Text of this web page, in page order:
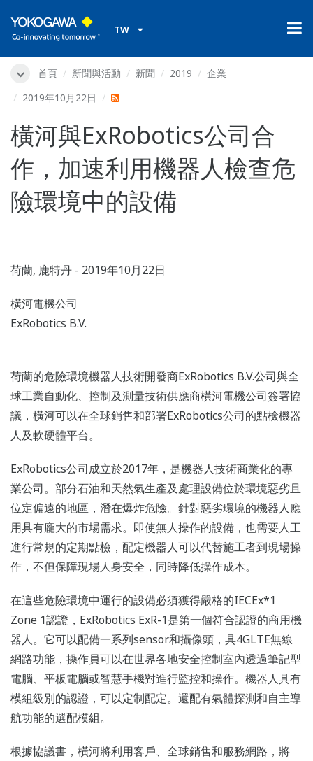
TW
首頁 新聞與活動 新聞 2019
企業
2019年10月22日
橫河與ExRobotics公司合
作，加速利用機器人檢查危
險環境中的設備
荷蘭, 鹿特丹 - 2019年10月22日
橫河電機公司
ExRobotics B.V.
荷蘭的危險環境機器人技術開發商ExRobotics B.V.公司與全
球工業自動化、控制及測量技術供應商橫河電機公司簽署協
議，橫河可以在全球銷售和部署ExRobotics公司的點檢機器
人及軟硬體平台。
ExRobotics公司成立於2017年，是機器人技術商業化的專
業公司。部分石油和天然氣生產及處理設備位於環境惡劣且
位定偏遠的地區，潛在爆炸危險。針對惡劣環境的機器人應
用具有龐大的市場需求。即使無人操作的設備，也需要人工
進行常規的定期點檢，配定機器人可以代替施工者到現場操
作，不但保障現場人身安全，同時降低操作成本。
在這些危險環境中運行的設備必須獲得嚴格的IECEx*1
Zone 1認證，ExRobotics ExR-1是第一個符合認證的商用機
器人。它可以配備一系列sensor和攝像頭，具4GLTE無線
網路功能，操作員可以在世界各地安全控制室內透過筆記型
電腦、平板電腦或智慧手機對進行監控和操作。機器人具有
模組級別的認證，可以定制配定。還配有氣體探測和自主導
航功能的選配模組。
根據協議書，橫河將利用客戶、全球銷售和服務網路，將